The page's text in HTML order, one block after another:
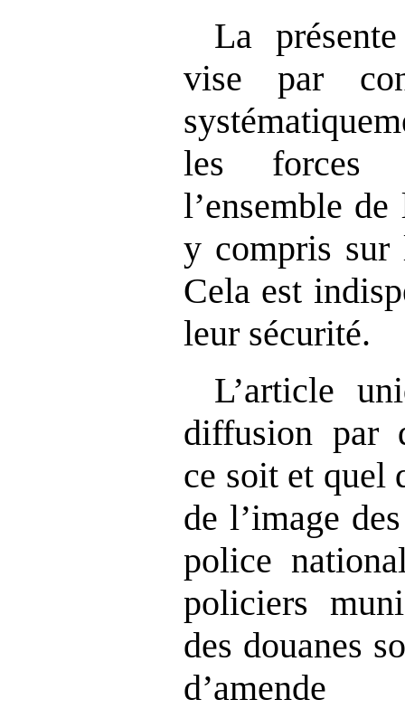
La
vise par
les forces
l’ensemble de
y compris sur
Cela est
leur sécurité.
L’article
diffusion par
ce soit et quel
de l’image
police
policiers
des douanes